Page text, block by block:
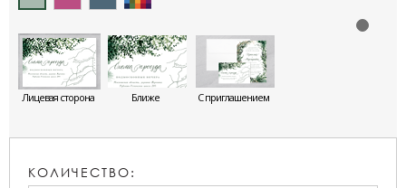
Лицевая сторона Ближе С приглашением
КОЛИЧЕСТВО: